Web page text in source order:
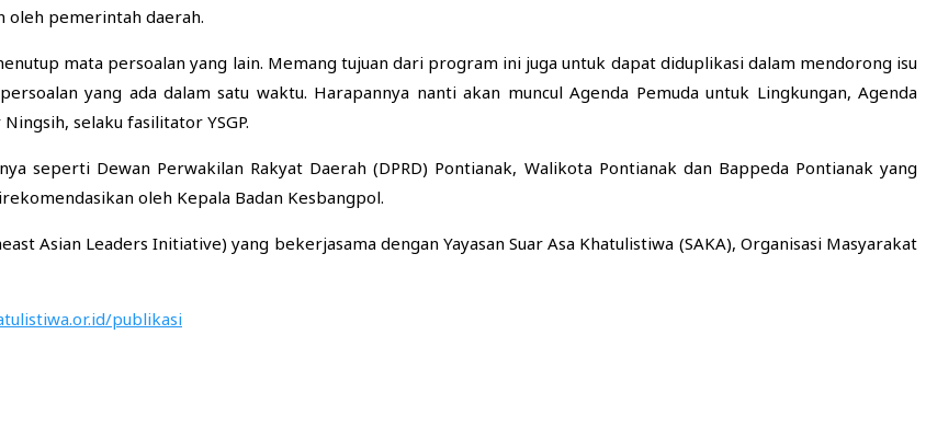
oleh pemerintah daerah.
mata persoalan yang lain. Memang tujuan dari program ini juga untuk dapat diduplikasi dalam mendorong isu
yang ada dalam satu waktu. Harapannya nanti akan muncul Agenda Pemuda untuk Lingkungan, Agenda
selaku fasilitator YSGP.
seperti Dewan Perwakilan Rakyat Daerah (DPRD) Pontianak, Walikota Pontianak dan Bappeda Pontianak yang
oleh Kepala Badan Kesbangpol.
Asian Leaders Initiative) yang bekerjasama dengan Yayasan Suar Asa Khatulistiwa (SAKA), Organisasi Masyarakat
publikasi